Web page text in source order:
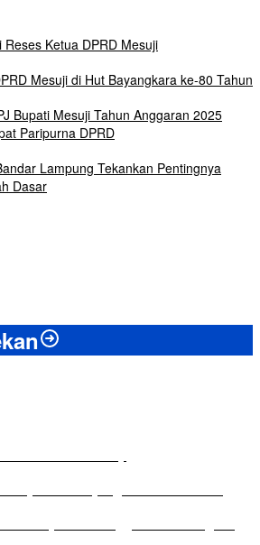
Reses Ketua DPRD Mesuji
Mesuji di Hut Bayangkara ke-80 Tahun
Bupati Mesuji Tahun Anggaran 2025
Paripurna DPRD
Lampung Tekankan Pentingnya
Dasar